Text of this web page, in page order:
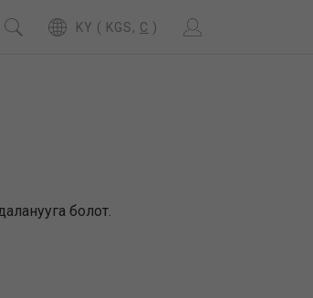
KY ( KGS, C )
болот.